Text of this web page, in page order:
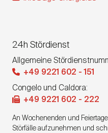
24h Stördienst
Allgemeine
+49 9221 602 - 151
Congelo und Caldora:
+49 9221 602 - 222
An Wochenenden und
Störfälle aufzunehmen und